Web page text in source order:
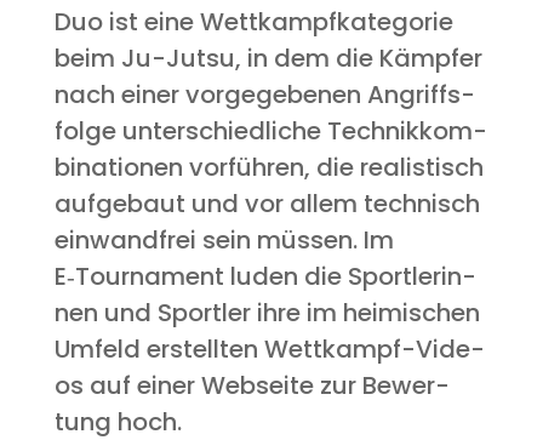
Duo ist eine Wett­kampf­ka­te­go­rie
beim Ju-Jutsu, in dem die Kämp­fer
nach einer vor­ge­ge­be­nen Angriffs­
fol­ge unter­schied­li­che Tech­nik­kom­
bi­na­tio­nen vor­füh­ren, die rea­lis­tisch
auf­ge­baut und vor allem tech­nisch
ein­wand­frei sein müs­sen. Im
E‑Tournament luden die Sport­le­rin­
nen und Sport­ler ihre im hei­mi­schen
Umfeld erstell­ten Wett­kampf-Vide­
os auf einer Web­sei­te zur Bewer­
tung hoch.